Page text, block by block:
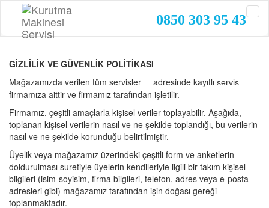
0850 303 95 43
GİZLİLİK VE GÜVENLİK POLİTİKASI
Mağazamızda verilen tüm servisler adresinde kayıtlı servis
firmamıza aittir ve firmamız tarafından işletilir.
Firmamız, çeşitli amaçlarla kişisel veriler toplayabilir. Aşağıda,
toplanan kişisel verilerin nasıl ve ne şekilde toplandığı, bu verilerin
nasıl ve ne şekilde korunduğu belirtilmiştir.
Üyelik veya mağazamız üzerindeki çeşitli form ve anketlerin
doldurulması suretiyle üyelerin kendileriyle ilgili bir takım kişisel
bilgileri (isim-soyisim, firma bilgileri, telefon, adres veya e-posta
adresleri gibi) mağazamız tarafından işin doğası gereği
toplanmaktadır.